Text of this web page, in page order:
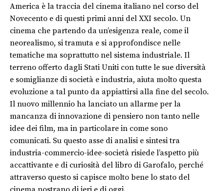
America è la traccia del cinema italiano nel corso del
Novecento e di questi primi anni del XXI secolo. Un
cinema che partendo da un’esigenza reale, come il
neorealismo, si tramuta e si approfondisce nelle
tematiche ma soprattutto nel sistema industriale. Il
terreno offerto dagli Stati Uniti con tutte le sue diversità
e somiglianze di società e industria, aiuta molto questa
evoluzione a tal punto da appiattirsi alla fine del secolo.
Il nuovo millennio ha lanciato un allarme per la
mancanza di innovazione di pensiero non tanto nelle
idee dei film, ma in particolare in come sono
comunicati. Su questo asse di analisi e sintesi tra
industria-commercio-idee-società risiede l’aspetto più
accattivante e di curiosità del libro di Garofalo, perché
attraverso questo si capisce molto bene lo stato del